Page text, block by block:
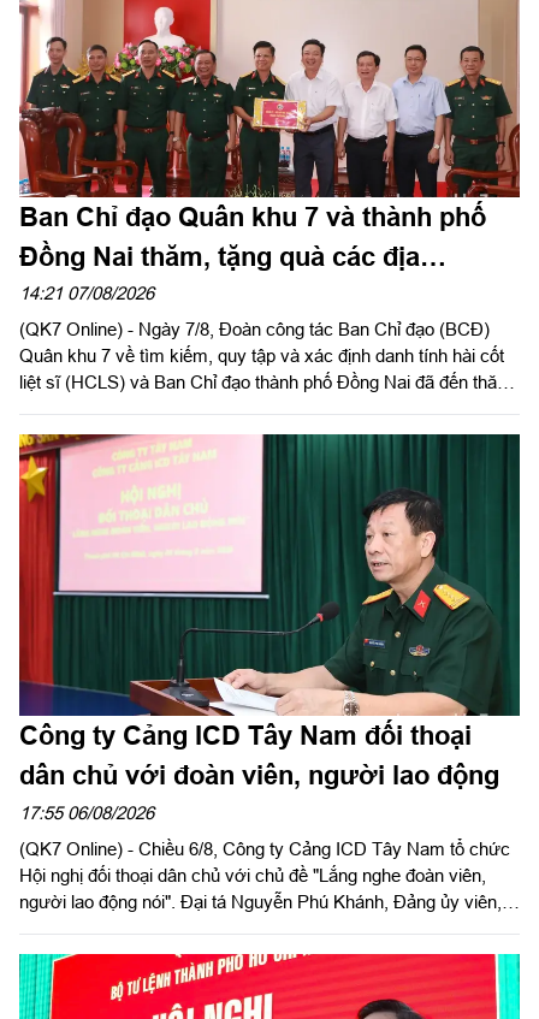
Ban Chỉ đạo Quân khu 7 và thành phố
Đồng Nai thăm, tặng quà các địa
phương hỗ trợ tìm kiếm, quy tập hài cốt
liệt sĩ
14:21 07/08/2026
(QK7 Online) - Ngày 7/8, Đoàn công tác Ban Chỉ đạo (BCĐ)
Quân khu 7 về tìm kiếm, quy tập và xác định danh tính hài cốt
liệt sĩ (HCLS) và Ban Chỉ đạo thành phố Đồng Nai đã đến thăm,
và chùa Tân Minh (phường Bình Long), thành phố Đồng Nai -
các địa phương, cơ sở đã hỗ trợ, đồng hành trong hoạt động
quy tập, tìm kiếm HCLS, cầu siêu các anh hùng liệt sĩ tại xã
Minh Đức. Thiếu tướng Trần Chí Tâm, Ủy viên Thường vụ
Đảng ủy, Phó Chính ủy Quân khu, Trưởng BCĐ Quân khu làm
Công ty Cảng ICD Tây Nam đối thoại
dân chủ với đoàn viên, người lao động
17:55 06/08/2026
(QK7 Online) - Chiều 6/8, Công ty Cảng ICD Tây Nam tổ chức
Hội nghị đối thoại dân chủ với chủ đề "Lắng nghe đoàn viên,
người lao động nói". Đại tá Nguyễn Phú Khánh, Đảng ủy viên,
Thượng tá Nguyễn Ngọc Khánh, Giám đốc Công ty Cảng ICD
Tây Nam chủ trì hội nghị. Dự hội nghị có Đại tá Phạm Thị Thu
Hương, Trưởng phòng Công tác quần chúng, Cục Chính trị